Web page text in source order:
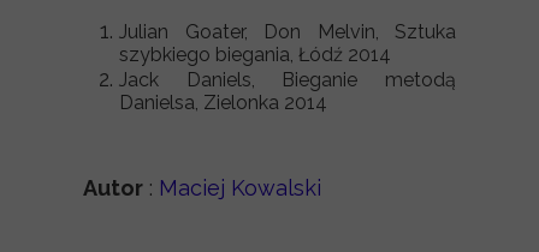
Autor : Maciej Kowalski
Julian Goater, Don Melvin, Sztuka
szybkiego biegania, Łódź 2014
Jack Daniels, Bieganie metodą
Danielsa, Zielonka 2014